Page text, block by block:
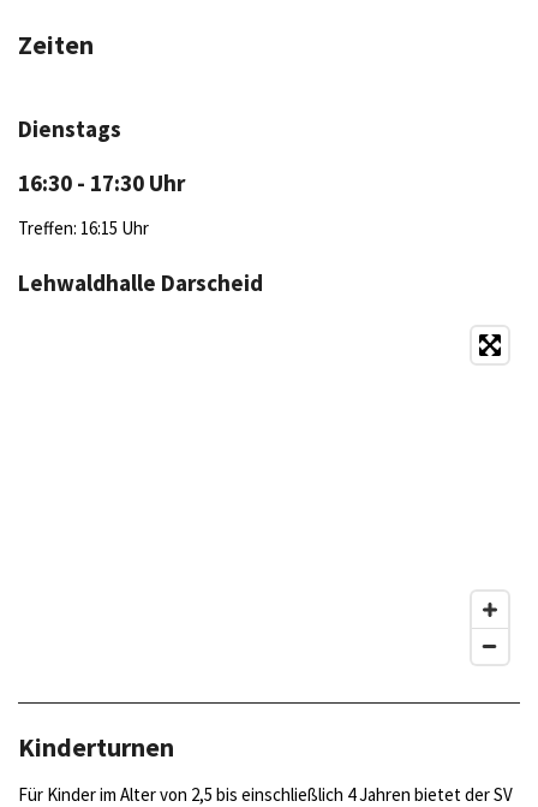
Zeiten
Dienstags
16:30 - 17:30 Uhr
Treffen: 16:15 Uhr
Lehwaldhalle Darscheid
Kinderturnen
Für Kinder im Alter von 2,5 bis einschließlich 4 Jahren bietet der SV